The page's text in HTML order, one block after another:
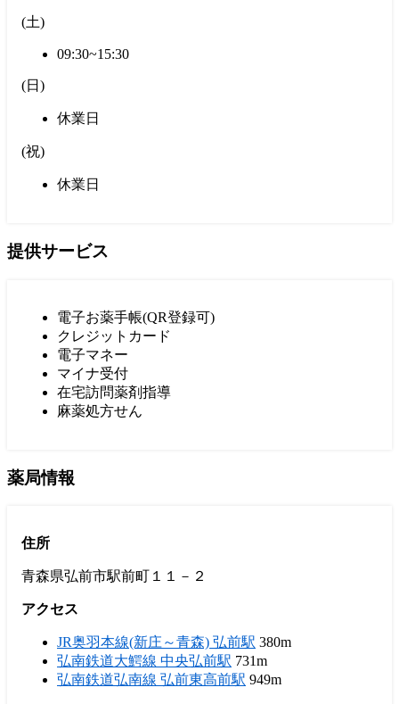
(土)
09:30~15:30
(日 )
休業日
(祝)
休業日
提供サービス
電子お薬手帳(QR登録可)
クレジットカード
電子マネー
マイナ受付
在宅訪問薬剤指導
麻薬処方せん
薬局情報
住所
青森県弘前市駅前町１１－２
アクセス
JR奥羽本線(新庄～青森) 弘前駅 380m
弘南鉄道大鰐線 中央弘前駅 731m
弘南鉄道弘南線 弘前東高前駅 949m